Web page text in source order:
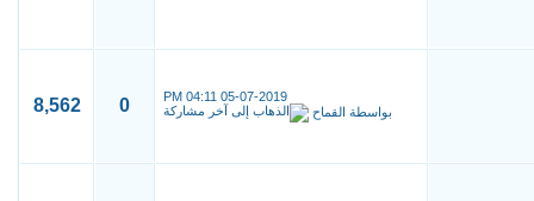
05-07-2019
04:11 PM
بواسطة القماح 0
8,562